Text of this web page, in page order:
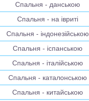
Спальня - данською
Спальня - на івриті
Спальня - індонезійською
Спальня - іспанською
Спальня - італійською
Спальня - каталонською
Спальня - китайською